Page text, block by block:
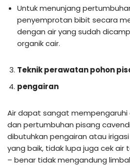
Untuk menunjang
penyemprotan bibit secara
dengan air yang sudah
organik cair.
Teknik perawatan pohon
pengairan
Air dapat sangat
dan pertumbuhan pisang
dibutuhkan pengairan atau
yang baik, tidak lupa juga cek
– benar tidak mengandung